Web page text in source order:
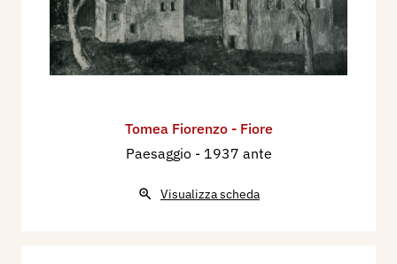
Sassu lavorava e dormivo io. A Parigi conobbi
Severini, De Chirico, Tozzi, De Pisis e la Fini, alla
quale feci un ritratto. Esposi in una mostra
collettiva organizzata da Amante alla Galleria dei
Dopo aver girato in lungo e in largo per la capitale
Charité ammalato di morbillo (morbillo). Durante
Tomea Fiorenzo - Fiore
Paesaggio - 1937 ante
Visualizza scheda